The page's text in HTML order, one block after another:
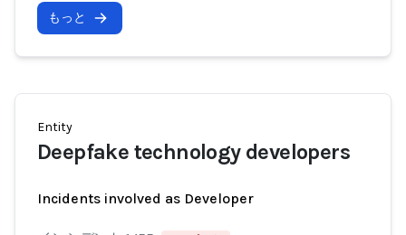
もっと
Entity
Deepfake technology developers
Incidents involved as Developer